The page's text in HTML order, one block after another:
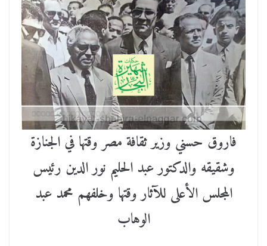
فاروق حسني وزير ثقافة مصر وقتها في الجنازة
وشقيقه والدكتور عبد الحليم نور الدين رئيس
المجلس الأعلى للآثار وقتها وخلفهم محمد عبد
الوهاب